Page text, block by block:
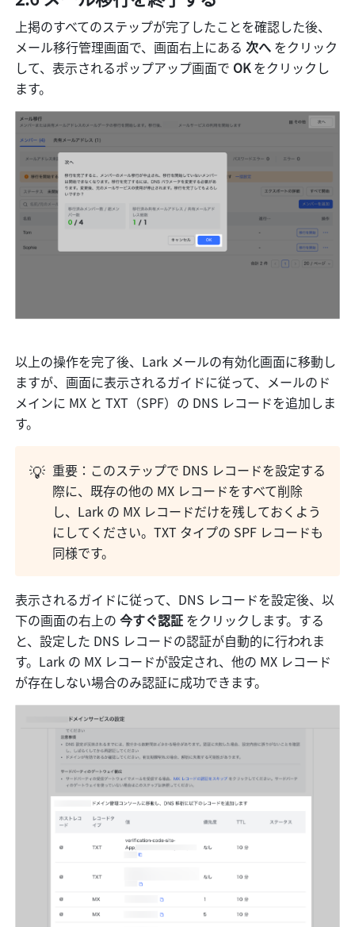
上掲のすべてのステップが完了したことを確認した後、
メール移行管理画面で、画面右上にある 次へ をクリック
して、表示されるポップアップ画面で OK をクリックし
ます。
以上の操作を完了後、Lark メールの有効化画面に移動し
ますが、画面に表示されるガイドに従って、メールのド
メインに MX と TXT（SPF）の DNS レコードを追加しま
す。
💡 重要：このステップで DNS レコードを設定する
際に、既存の他の MX レコードをすべて削除
し、Lark の MX レコードだけを残しておくよう
にしてください。TXT タイプの SPF レコードも
同様です。
表示されるガイドに従って、DNS レコードを設定後、以
下の画面の右上の 今すぐ認証 をクリックします。する
と、設定した DNS レコードの認証が自動的に行われま
す。Lark の MX レコードが設定され、他の MX レコード
が存在しない場合のみ認証に成功できます。